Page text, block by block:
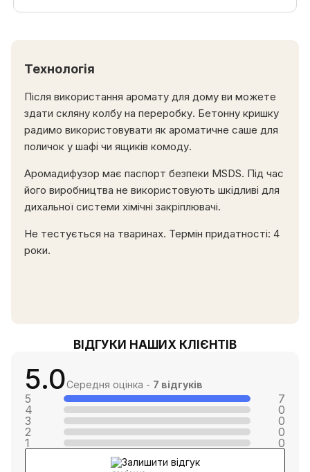
Технологія
Після використання аромату для дому ви можете
здати скляну колбу на переробку. Бетонну кришку
радимо використовувати як ароматичне саше для
поличок у шафі чи ящиків комоду.
Аромадифузор має паспорт безпеки MSDS. Під час
його виробництва не використовують шкідливі для
дихальної системи хімічні закріплювачі.
Не тестується на тваринах. Термін придатності: 4
роки.
ВІДГУКИ НАШИХ КЛІЄНТІВ
5.0Середня оцінка - 7 відгуків
5
7
4
0
3
0
2
0
1
0
Залишити відгук